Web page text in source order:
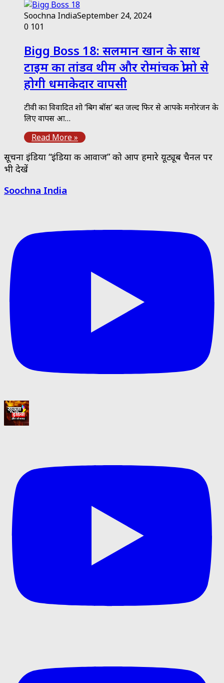
Soochna IndiaSeptember 24, 2024
0 101
Bigg Boss 18: सलमान खान के साथ
टाइम का तांडव थीम और रोमांचक प्रोमो से
होगी धमाकेदार वापसी
टीवी का विवादित शो ‘बिग बॉस’ बहुत जल्द फिर से आपके मनोरंजन के
लिए वापस आ…
Read More »
सूचना इंडिया “इंडिया की आवाज” को आप हमारे यूट्यूब चैनल पर
भी देखें
Soochna India